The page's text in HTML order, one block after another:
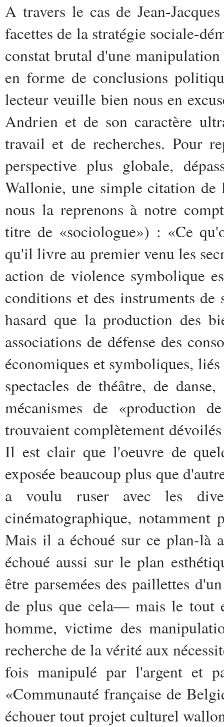
A travers le cas de Jean-
facettes de la stratégie sociale-
constat brutal d'une manipulation
en forme de conclusions
lecteur veuille bien nous en
Andrien et de son caractère
travail et de recherches. Pour
perspective plus globale,
Wallonie, une simple citation
nous la reprenons à notre
titre de «sociologue») : «Ce
qu'il livre au premier venu les
action de violence symbolique
conditions et des instruments de
hasard que la production des
associations de défense des
économiques et symboliques,
spectacles de théâtre, de
mécanismes de «production
trouvaient complètement
Il est clair que l'oeuvre de
exposée beaucoup plus que
a voulu ruser avec les
cinématographique,
Mais il a échoué sur ce plan-là
échoué aussi sur le plan
être parsemées des paillettes
de plus que cela— mais le tout
homme, victime des
recherche de la vérité aux
fois manipulé par l'argent et
«Communauté française de
échouer tout projet culturel